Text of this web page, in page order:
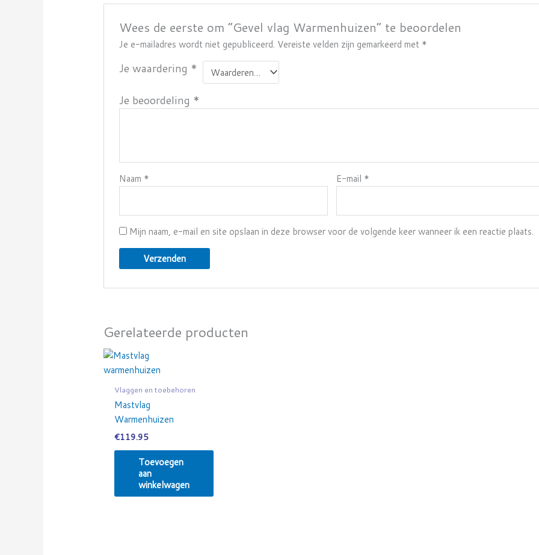
Wees de eerste om “Gevel vlag Warmenhuizen” te beoordelen
Je e-mailadres wordt niet gepubliceerd. Vereiste velden zijn gemarkeerd met *
Je waardering *
Je beoordeling *
Naam * E-mail *
Mijn naam, e-mail en site opslaan in deze browser voor de volgende keer wanneer ik een reactie plaats.
Gerelateerde producten
Vlaggen en toebehoren
Mastvlag
Warmenhuizen
€119.95
Toevoegen
aan
winkelwagen